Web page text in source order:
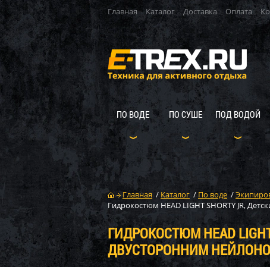
Главная Каталог Доставка Оплата
ПО ВОДЕ ПО СУШЕ ПОД ВОДОЙ
Главная / Каталог / По воде /
Гидрокостюм HEAD LIGHT SHORTY JR,
ГИДРОКОСТЮМ HEAD
ДВУСТОРОННИМ